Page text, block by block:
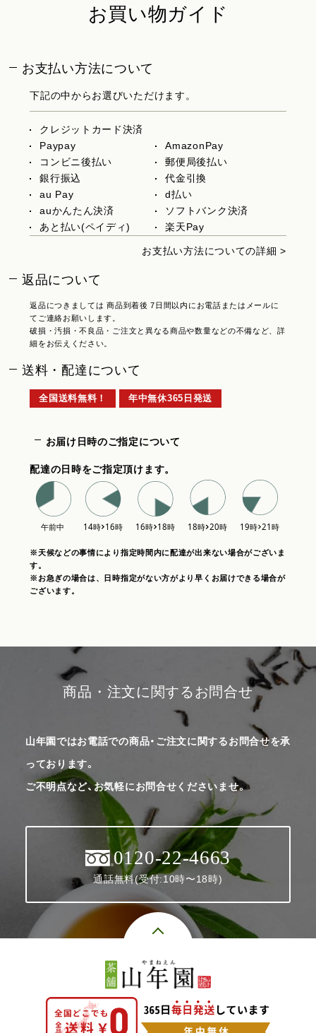
お買い物ガイド
お支払い方法について
下記の中からお選びいただけます。
クレジットカード決済
Paypay
AmazonPay
コンビニ後払い
郵便局後払い
銀行振込
代金引換
au Pay
d払い
auかんたん決済
ソフトバンク決済
あと払い(ペイディ)
楽天Pay
お支払い方法についての詳細 >
返品について
返品につきましては 商品到着後 7日間以内にお電話またはメールに
てご連絡お願いします。
破損・汚損・不良品・ご注文と異なる商品や数量などの不備など、詳
細をお伝えください。
送料・配達について
全国送料無料！ 年中無休365日発送
お届け日時のご指定について
配達の日時をご指定頂けます。
※天候などの事情により指定時間内に配達が出来ない場合がございま
す。
※お急ぎの場合は、日時指定がない方がより早くお届けできる場合が
ございます。
商品・注文に関するお問合せ
山年園ではお電話での商品・ご注文に関するお問合せを承
っております。
ご不明点など、お気軽にお問合せくださいませ。
0120-22-4663
通話無料(受付:10時〜18時)